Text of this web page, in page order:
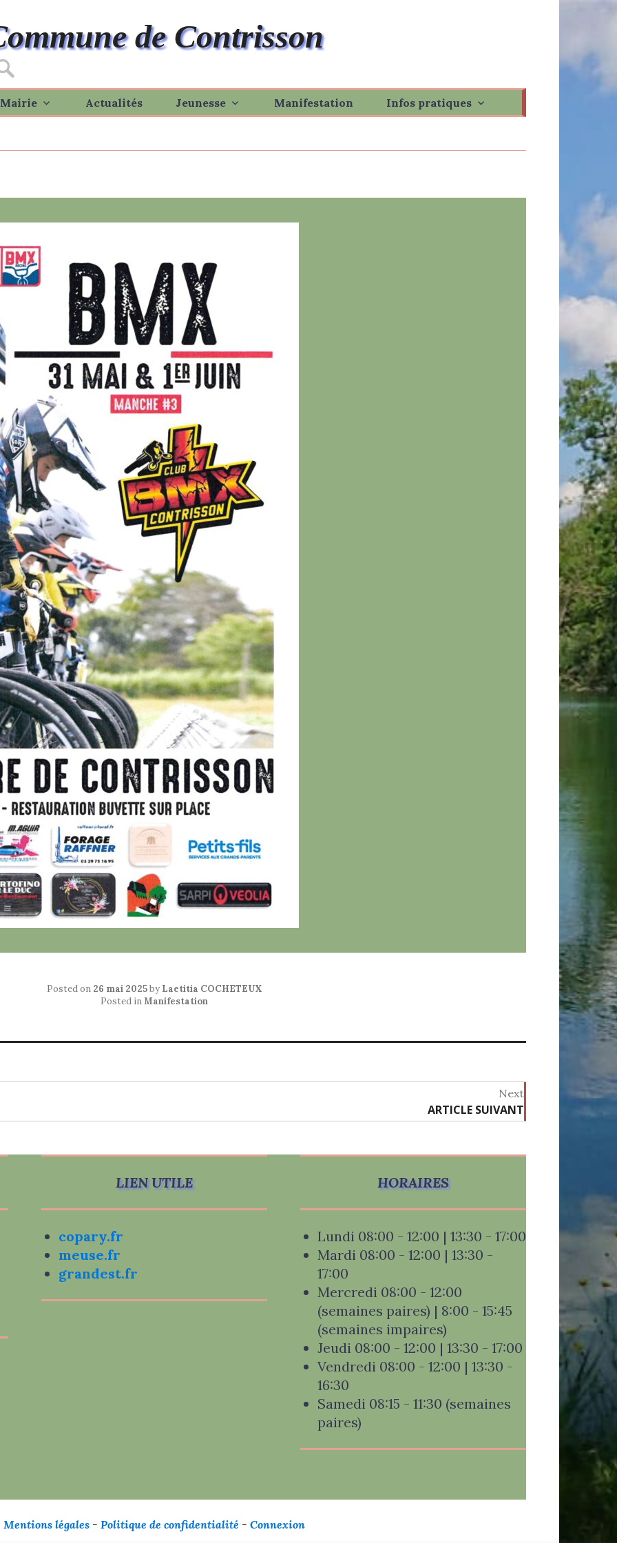
de Contrisson
Mairie Actualités Jeunesse Manifestation Infos pratiques
Posted on 26 mai 2025by Laetitia COCHETEUX
Posted inManifestation
Next
post:
ARTICLE SUIVANT
LIEN UTILE
copary.fr
meuse.fr
grandest.fr
HORAIRES
Lundi 08:00 - 12:00 | 13:30 - 17:00
Mardi 08:00 - 12:00 | 13:30 -
17:00
Mercredi 08:00 - 12:00
(semaines paires) | 8:00 - 15:45
(semaines impaires)
Jeudi 08:00 - 12:00 | 13:30 - 17:00
Vendredi 08:00 - 12:00 | 13:30 -
16:30
Samedi 08:15 - 11:30 (semaines
paires)
Mentions légales - Politique de confidentialité - Connexion